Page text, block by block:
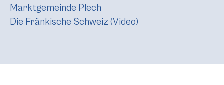
Marktgemeinde Plech
Die Fränkische Schweiz (Video)